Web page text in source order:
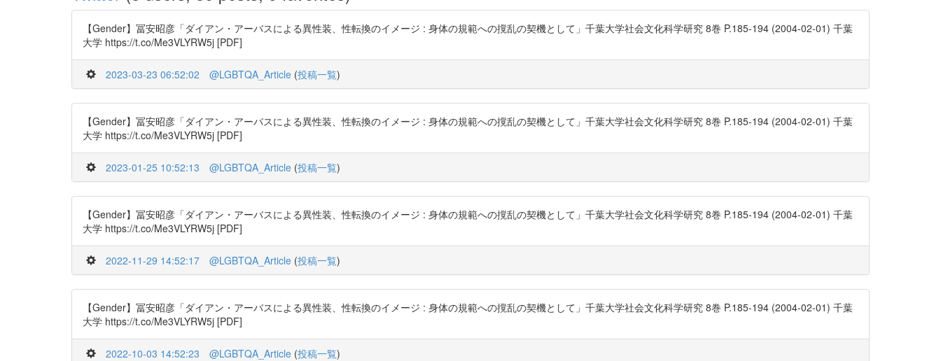
【Gender】冨安昭彦「ダイアン・アーバスによる異性装、性転換のイメージ : 身体の規範への撹乱の契機として」千葉大学社会文化科学研究 8巻 P.185-194 (2004-02-01) 千葉
大学 https://t.co/Me3VLYRW5j [PDF]
2023-03-23 06:52:02 @LGBTQA_Article (投稿一覧)
【Gender】冨安昭彦「ダイアン・アーバスによる異性装、性転換のイメージ : 身体の規範への撹乱の契機として」千葉大学社会文化科学研究 8巻 P.185-194 (2004-02-01) 千葉
大学 https://t.co/Me3VLYRW5j [PDF]
2023-01-25 10:52:13 @LGBTQA_Article (投稿一覧)
【Gender】冨安昭彦「ダイアン・アーバスによる異性装、性転換のイメージ : 身体の規範への撹乱の契機として」千葉大学社会文化科学研究 8巻 P.185-194 (2004-02-01) 千葉
大学 https://t.co/Me3VLYRW5j [PDF]
2022-11-29 14:52:17 @LGBTQA_Article (投稿一覧)
【Gender】冨安昭彦「ダイアン・アーバスによる異性装、性転換のイメージ : 身体の規範への撹乱の契機として」千葉大学社会文化科学研究 8巻 P.185-194 (2004-02-01) 千葉
大学 https://t.co/Me3VLYRW5j [PDF]
2022-10-03 14:52:23 @LGBTQA_Article (投稿一覧)